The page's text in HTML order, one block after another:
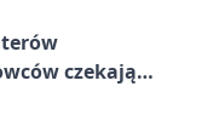
czekają